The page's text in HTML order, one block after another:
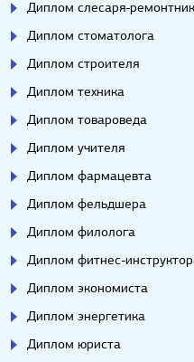
Диплом слесаря-
Диплом стоматолога
Диплом строителя
Диплом техника
Диплом товароведа
Диплом учителя
Диплом фармацевта
Диплом фельдшера
Диплом филолога
Диплом фитнес-
Диплом экономиста
Диплом энергетика
Диплом юриста